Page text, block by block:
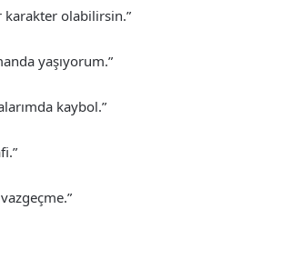
karakter olabilirsin.”
yaşıyorum.”
kaybol.”